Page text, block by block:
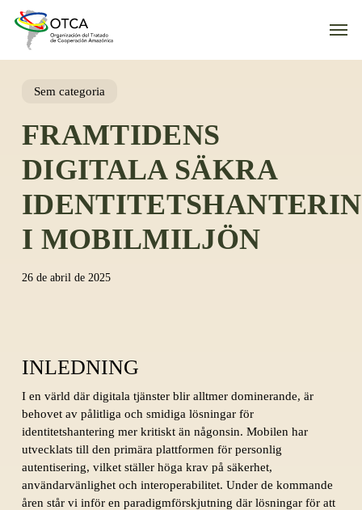
content
Menu
Sem categoria
FRAMTIDENS
DIGITALA SÄKRA
I MOBILMILJÖN
26 de abril de 2025
INLEDNING
I en värld där digitala tjänster blir alltmer dominerande, är
behovet av pålitliga och smidiga lösningar för
identitetshantering mer kritiskt än någonsin. Mobilen har
utvecklats till den primära plattformen för personlig
autentisering, vilket ställer höga krav på säkerhet,
användarvänlighet och interoperabilitet. Under de kommande
åren står vi inför en paradigmförskjutning där lösningar för att